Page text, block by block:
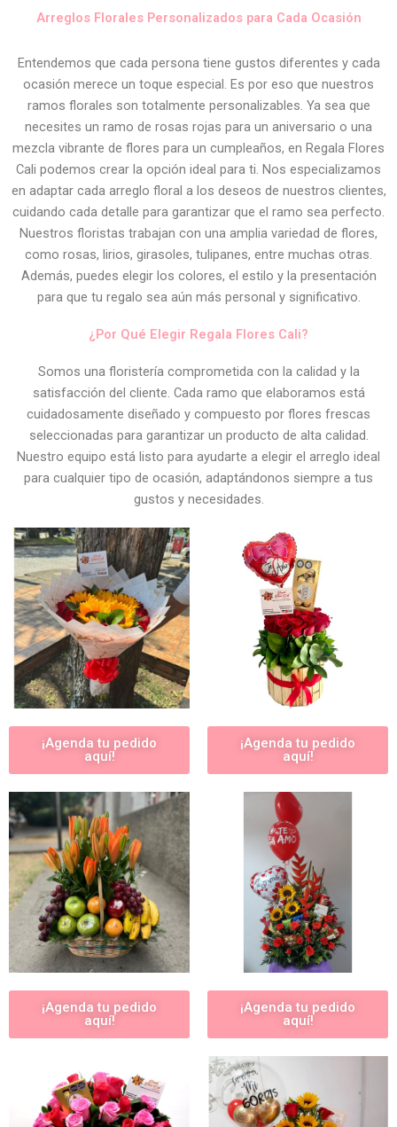
Arreglos Florales Personalizados para Cada Ocasión
Entendemos que cada persona tiene gustos diferentes y cada
ocasión merece un toque especial. Es por eso que nuestros
ramos florales son totalmente personalizables. Ya sea que
necesites un ramo de rosas rojas para un aniversario o una
mezcla vibrante de flores para un cumpleaños, en Regala Flores
Cali podemos crear la opción ideal para ti. Nos especializamos
en adaptar cada arreglo floral a los deseos de nuestros clientes,
cuidando cada detalle para garantizar que el ramo sea perfecto.
Nuestros floristas trabajan con una amplia variedad de flores,
como rosas, lirios, girasoles, tulipanes, entre muchas otras.
Además, puedes elegir los colores, el estilo y la presentación
para que tu regalo sea aún más personal y significativo.
¿Por Qué Elegir Regala Flores Cali?
Somos una floristería comprometida con la calidad y la
satisfacción del cliente. Cada ramo que elaboramos está
cuidadosamente diseñado y compuesto por flores frescas
seleccionadas para garantizar un producto de alta calidad.
Nuestro equipo está listo para ayudarte a elegir el arreglo ideal
para cualquier tipo de ocasión, adaptándonos siempre a tus
gustos y necesidades.
¡Agenda tu pedido
aquí!
¡Agenda tu pedido
aquí!
¡Agenda tu pedido
aquí!
¡Agenda tu pedido
aquí!